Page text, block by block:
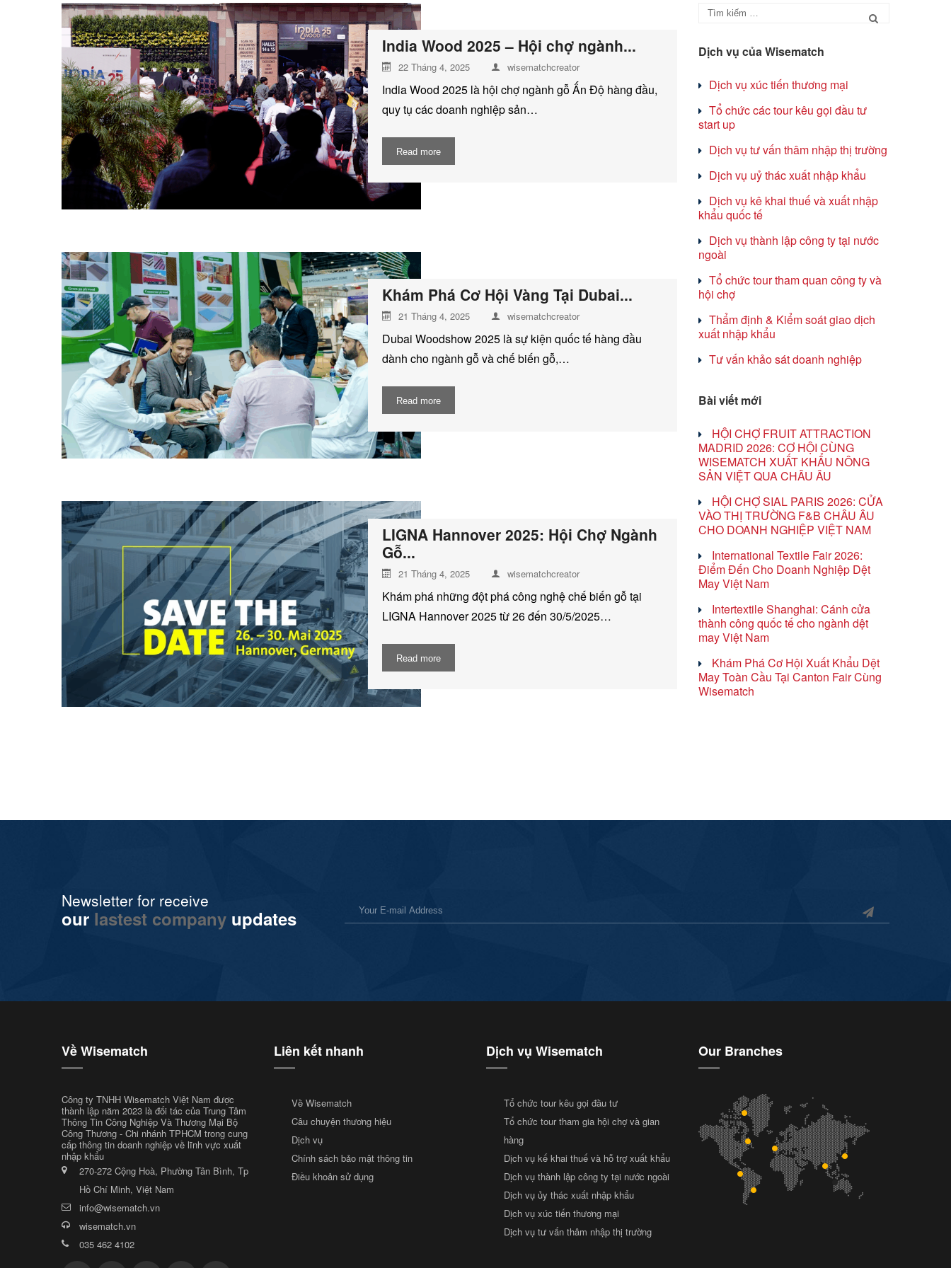
India Wood 2025 – Hội chợ ngành...
22 Tháng 4, 2025 wisematchcreator
India Wood 2025 là hội chợ ngành gỗ Ấn Độ hàng đầu,
quy tụ các doanh nghiệp sản…
Read more
Khám Phá Cơ Hội Vàng Tại Dubai...
21 Tháng 4, 2025 wisematchcreator
Dubai Woodshow 2025 là sự kiện quốc tế hàng đầu
dành cho ngành gỗ và chế biến gỗ,…
Read more
LIGNA Hannover 2025: Hội Chợ Ngành
Gỗ...
21 Tháng 4, 2025 wisematchcreator
Khám phá những đột phá công nghệ chế biến gỗ tại
LIGNA Hannover 2025 từ 26 đến 30/5/2025…
Read more
Dịch vụ của Wisematch
Dịch vụ xúc tiến thương mại
Tổ chức các tour kêu gọi đầu tư
start up
Dịch vụ tư vấn thâm nhập thị trường
Dịch vụ uỷ thác xuất nhập khẩu
Dịch vụ kê khai thuế và xuất nhập
khẩu quốc tế
Dịch vụ thành lập công ty tại nước
ngoài
Tổ chức tour tham quan công ty và
hội chợ
Thẩm định & Kiểm soát giao dịch
xuất nhập khẩu
Tư vấn khảo sát doanh nghiệp
Bài viết mới
HỘI CHỢ FRUIT ATTRACTION
MADRID 2026: CƠ HỘI CÙNG
WISEMATCH XUẤT KHẨU NÔNG
SẢN VIỆT QUA CHÂU ÂU
HỘI CHỢ SIAL PARIS 2026: CỬA
VÀO THỊ TRƯỜNG F&B CHÂU ÂU
CHO DOANH NGHIỆP VIỆT NAM
International Textile Fair 2026:
Điểm Đến Cho Doanh Nghiệp Dệt
May Việt Nam
Intertextile Shanghai: Cánh cửa
thành công quốc tế cho ngành dệt
may Việt Nam
Khám Phá Cơ Hội Xuất Khẩu Dệt
May Toàn Cầu Tại Canton Fair Cùng
Wisematch
Newsletter for receive
our lastest company updates
Về Wisematch
Công ty TNHH Wisematch Việt Nam được
thành lập năm 2023 là đối tác của Trung Tâm
Thông Tin Công Nghiệp Và Thương Mại Bộ
Công Thương - Chi nhánh TPHCM trong cung
cấp thông tin doanh nghiệp về lĩnh vực xuất
nhập khẩu
270-272 Cộng Hoà, Phường Tân Bình, Tp
Hồ Chí Minh, Việt Nam
info@wisematch.vn
wisematch.vn
035 462 4102
Liên kết nhanh
Về Wisematch
Câu chuyện thương hiệu
Dịch vụ
Chính sách bảo mật thông tin
Điều khoản sử dụng
Dịch vụ Wisematch
Tổ chức tour kêu gọi đầu tư
Tổ chức tour tham gia hội chợ và gian
hàng
Dịch vụ kế khai thuế và hỗ trợ xuất khẩu
Dịch vụ thành lập công ty tại nước ngoài
Dịch vụ ủy thác xuất nhập khẩu
Dịch vụ xúc tiến thương mại
Dịch vụ tư vấn thâm nhập thị trường
Our Branches